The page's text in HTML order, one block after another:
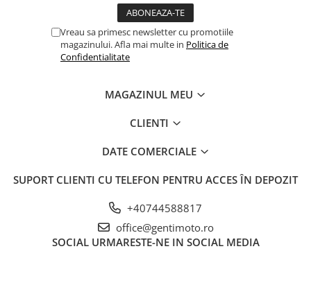
Vreau sa primesc newsletter cu promotiile
magazinului. Afla mai multe in Politica de
Confidentialitate
MAGAZINUL MEU
CLIENTI
DATE COMERCIALE
SUPORT CLIENTI CU TELEFON PENTRU ACCES ÎN DEPOZIT
+40744588817
office@gentimoto.ro
SOCIAL URMARESTE-NE IN SOCIAL MEDIA